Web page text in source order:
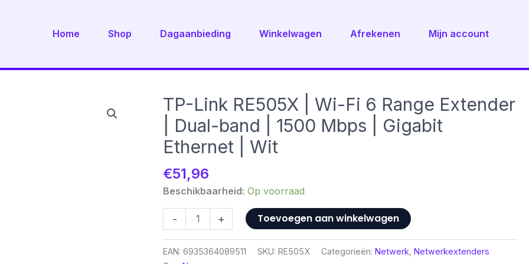
Home Shop Dagaanbieding Winkelwagen Afrekenen Mijn account
TP-Link RE505X | Wi-Fi 6 Range Extender
| Dual-band | 1500 Mbps | Gigabit
Ethernet | Wit
€51,96
Beschikbaarheid: Op voorraad
-
Link
RE505X
|
+ Toevoegen aan winkelwagen
EAN:6935364089511 SKU:RE505X Categorieën:Netwerk ,Netwerkextenders